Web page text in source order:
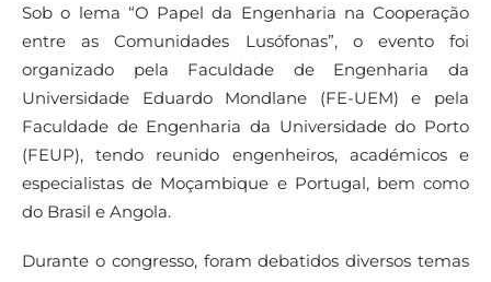
Sob o lema “O Papel da Engenharia na Cooperação
entre as Comunidades Lusófonas”, o evento foi
organizado pela Faculdade de Engenharia da
Universidade Eduardo Mondlane (FE-UEM) e pela
Faculdade de Engenharia da Universidade do Porto
(FEUP), tendo reunido engenheiros, académicos e
especialistas de Moçambique e Portugal, bem como
do Brasil e Angola.
Durante o congresso, foram debatidos diversos temas